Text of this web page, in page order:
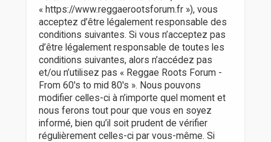
« https://www.reggaerootsforum.fr »), vous
acceptez d’être légalement responsable des
conditions suivantes. Si vous n’acceptez pas
d’être légalement responsable de toutes les
conditions suivantes, alors n’accédez pas
et/ou n’utilisez pas « Reggae Roots Forum -
From 60's to mid 80's ». Nous pouvons
modifier celles-ci à n’importe quel moment et
nous ferons tout pour que vous en soyez
informé, bien qu’il soit prudent de vérifier
régulièrement celles-ci par vous-même. Si